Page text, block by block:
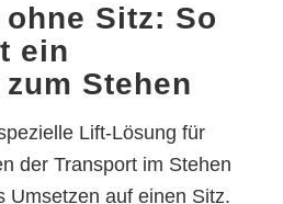
Sitz: So
ein
Stehen
Lift-Lösung für
der Transport im Stehen
Umsetzen auf einen Sitz.